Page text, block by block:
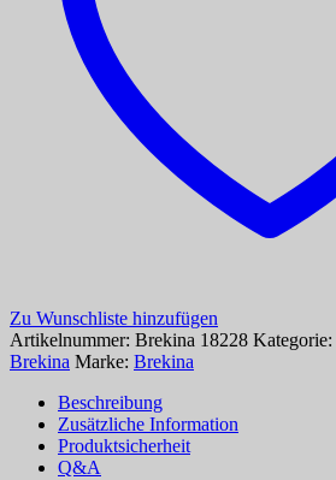
Zu Wunschliste hinzufügen
Artikelnummer: Brekina 18228 Kategorie:
Brekina Marke: Brekina
Beschreibung
Zusätzliche Information
Produktsicherheit
Q&A